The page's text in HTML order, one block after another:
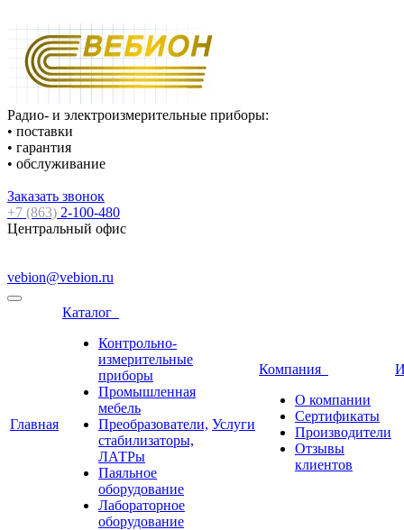
Радио- и электроизмерительные приборы:
• поставки
• гарантия
• обслуживание
Заказать звонок
+7 (863) 2-100-480
Центральный офис
vebion@vebion.ru
Главная
Каталог
Контрольно-
измерительные
приборы
Промышленная
мебель
Преобразователи,
стабилизаторы,
ЛАТРы
Паяльное
оборудование
Лабораторное
оборудование
Услуги
Компания
О компании
Сертификаты
Производители
Отзывы
клиентов